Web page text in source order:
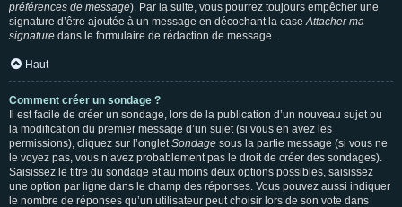
préférences de message). Par la suite, vous pourrez toujours empêcher une
signature d’être ajoutée à un message en décochant la caseAttacher ma
signature dans le formulaire de rédaction de message.
Haut
Comment créer un sondage ?
Il est facile de créer un sondage, lors de la publication d’un nouveau sujet ou
la modification du premier message d’un sujet (si vous en avez les
permissions), cliquez sur l’ongletSondage sous la partie message (si vous ne
le voyez pas, vous n’avez probablement pas le droit de créer des sondages).
Saisissez le titre du sondage et au moins deux options possibles, saisissez
une option par ligne dans le champ des réponses. Vous pouvez aussi indiquer
le nombre de réponses qu’un utilisateur peut choisir lors de son vote dans